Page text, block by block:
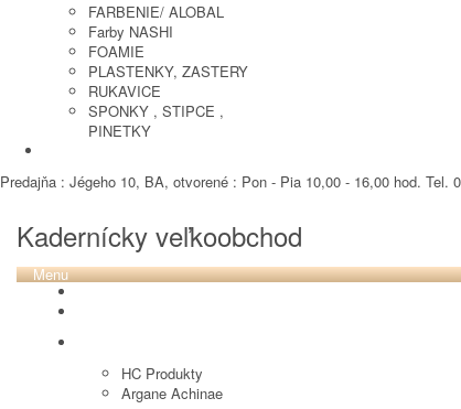
FARBENIE/ ALOBAL
Farby NASHI
FOAMIE
PLASTENKY, ZASTERY
RUKAVICE
SPONKY , STIPCE ,
PINETKY
Predajňa : Jégeho 10, BA, otvorené : Pon - Pia 10,00 - 16,00 hod. Tel.
Kadernícky veľkoobchod
Menu
HC Produkty
Argane Achinae